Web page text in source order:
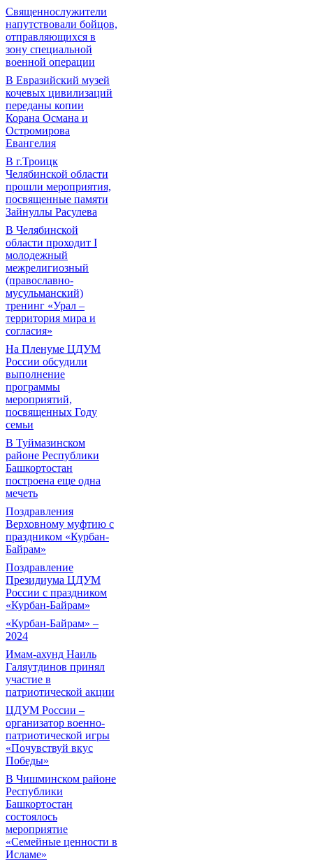
Священнослужители
напутствовали бойцов,
отправляющихся в
зону специальной
военной операции
В Евразийский музей
кочевых цивилизаций
переданы копии
Корана Османа и
Остромирова
Евангелия
В г.Троицк
Челябинской области
прошли мероприятия,
посвященные памяти
Зайнуллы Расулева
В Челябинской
области проходит I
молодежный
межрелигиозный
(православно-
мусульманский)
тренинг «Урал –
территория мира и
согласия»
На Пленуме ЦДУМ
России обсудили
выполнение
программы
мероприятий,
посвященных Году
семьи
В Туймазинском
районе Республики
Башкортостан
построена еще одна
мечеть
Поздравления
Верховному муфтию с
праздником «Курбан-
Байрам»
Поздравление
Президиума ЦДУМ
России с праздником
«Курбан-Байрам»
«Курбан-Байрам» –
2024
Имам-ахунд Наиль
Галяутдинов принял
участие в
патриотической акции
ЦДУМ России –
организатор военно-
патриотической игры
«Почувствуй вкус
Победы»
В Чишминском районе
Республики
Башкортостан
состоялось
мероприятие
«Семейные ценности в
Исламе»